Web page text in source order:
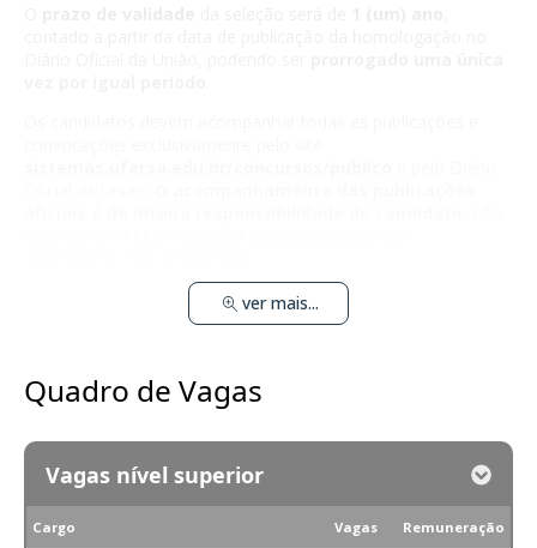
ver mais...
Quadro de Vagas
Vagas nível superior
Cargo Vagas Remuneração